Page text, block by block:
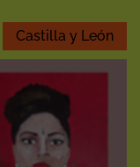
Castilla y León